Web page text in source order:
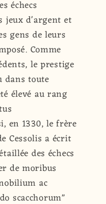
échecs
jeux d'argent et
gens de leurs
Comme
le prestige
dans toute
élevé au rang
en 1330, le frère
Cessolis a écrit
des échecs
de moribus
ac
scacchorum"